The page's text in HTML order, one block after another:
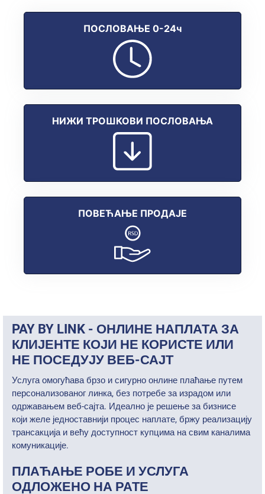
ПОСЛОВАЊЕ 0-24ч
НИЖИ ТРОШКОВИ ПОСЛОВАЊА
ПОВЕЋАЊЕ ПРОДАЈЕ
PAY BY LINK - ОНЛИНЕ НАПЛАТА ЗА
КЛИЈЕНТЕ КОЈИ НЕ КОРИСТЕ ИЛИ
НЕ ПОСЕДУЈУ ВЕБ-САЈТ
Услуга омогућава брзо и сигурно онлине плаћање путем
персонализованог линка, без потребе за израдом или
одржавањем веб-сајта. Идеално је решење за бизнисе
који желе једноставнији процес наплате, бржу реализацију
трансакција и већу доступност купцима на свим каналима
комуникације.
ПЛАЋАЊЕ РОБЕ И УСЛУГА
ОДЛОЖЕНО НА РАТЕ